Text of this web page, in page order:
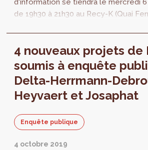
d'information se tiendra le mercredi
de 19h30 à 21h30 au Recy-K (Quai
4 nouveaux projets de
soumis à enquête
Delta-Herrmann-
Heyvaert et Josaphat
Enquête publique
4 octobre 2019